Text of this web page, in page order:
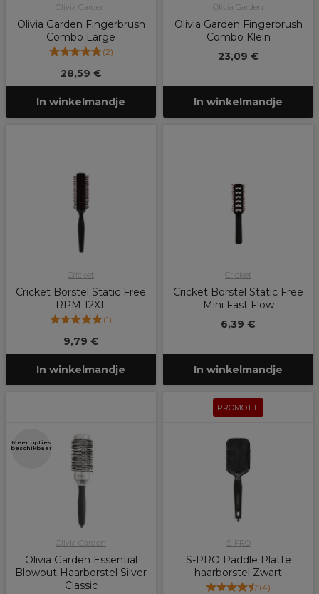
Olivia Garden
Olivia Garden Fingerbrush
Combo Large
(2)
28,59 €
In winkelmandje
Olivia Garden
Olivia Garden Fingerbrush
Combo Klein
23,09 €
In winkelmandje
Cricket
Cricket Borstel Static Free
RPM 12XL
(1)
9,79 €
In winkelmandje
Cricket
Cricket Borstel Static Free
Mini Fast Flow
6,39 €
In winkelmandje
Meer opties
beschikbaar
Olivia Garden
Olivia Garden Essential
Blowout Haarborstel Silver
Classic
PROMOTIE
S-PRO
S-PRO Paddle Platte
haarborstel Zwart
(4)